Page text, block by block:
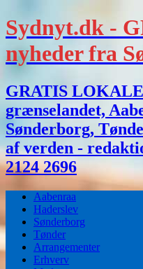
Sydnyt.dk -
nyheder fra
GRATIS
grænselandet,
Sønderborg,
af verden -
2124 2696
Aabenraa
Haderslev
Sønderborg
Tønder
Arrangementer
Erhverv